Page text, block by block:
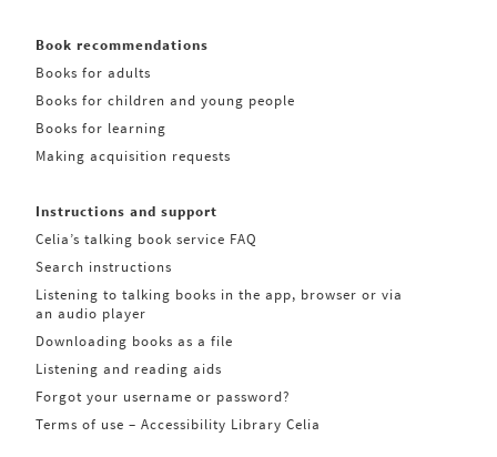
Book recommendations
Books for adults
Books for children and young people
Books for learning
Making acquisition requests
Instructions and support
Celia’s talking book service FAQ
Search instructions
Listening to talking books in the app, browser or via
an audio player
Downloading books as a file
Listening and reading aids
Forgot your username or password?
Terms of use – Accessibility Library Celia